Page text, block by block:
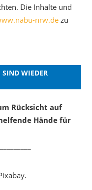
Die Inhalte und
nrw.dezu
SIND WIEDER
Rücksicht auf
Hände für